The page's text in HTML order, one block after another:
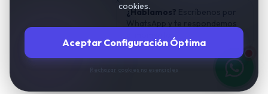
¿Hablamos?
cookies.
Aceptar Configuración Óptima